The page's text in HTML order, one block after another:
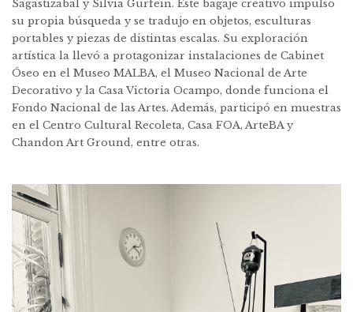
Sagastizábal y Silvia Gurfein. Este bagaje creativo impulsó
su propia búsqueda y se tradujo en objetos, esculturas
portables y piezas de distintas escalas. Su exploración
artística la llevó a protagonizar instalaciones de Cabinet
Óseo en el Museo MALBA, el Museo Nacional de Arte
Decorativo y la Casa Victoria Ocampo, donde funciona el
Fondo Nacional de las Artes. Además, participó en muestras
en el Centro Cultural Recoleta, Casa FOA, ArteBA y
Chandon Art Ground, entre otras.